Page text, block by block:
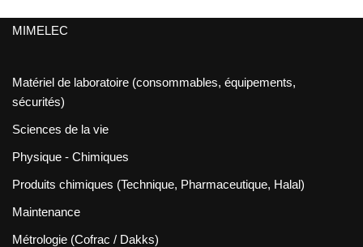
MIMELEC
Matériel de laboratoire (consommables, équipements,
sécurités)
Sciences de la vie
Physique - Chimiques
Produits chimiques (Technique, Pharmaceutique, Halal)
Maintenance
Métrologie (Cofrac / Dakks)